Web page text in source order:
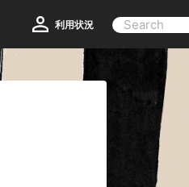
利用状況